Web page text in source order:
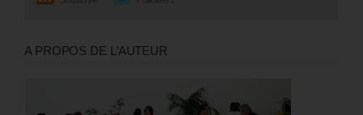
A PROPOS DE L’AUTEUR